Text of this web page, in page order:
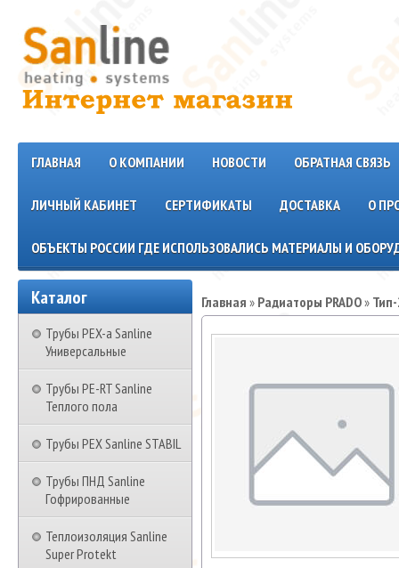
ГЛАВНАЯ О КОМПАНИИ НОВОСТИ ОБРАТНАЯ СВЯЗЬ
ЛИЧНЫЙ КАБИНЕТ СЕРТИФИКАТЫ ДОСТАВКА О
ОБЪЕКТЫ РОССИИ ГДЕ ИСПОЛЬЗОВАЛИСЬ МАТЕРИАЛЫ И
Каталог
Трубы PEX-a Sanline
Универсальные
Трубы PE-RT Sanline
Теплого пола
Трубы PEX Sanline STABIL
Трубы ПНД Sanline
Гофрированные
Теплоизоляция Sanline
Super Protekt
Главная » Радиаторы PRADO»